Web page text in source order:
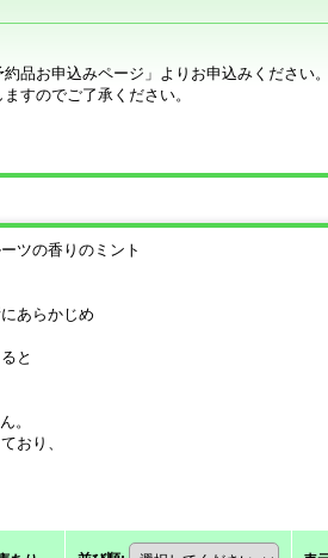
品お申込みページ」よりお申込みください
すのでご了承ください。
ツの香りのミント
あらかじめ
と
。
おり、